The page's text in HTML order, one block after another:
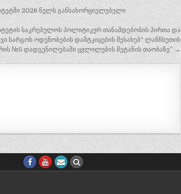
2026 წელს განსახორციელებელი
საკრებულოს პოლიტიკურ თანამდებობის პირთა და
სარგოს ოდენობების დამტკიცების შესახებ“ ლანჩხუთის
№5 დადგენილებაში ცვლილების შეტანის თაობაზე” →